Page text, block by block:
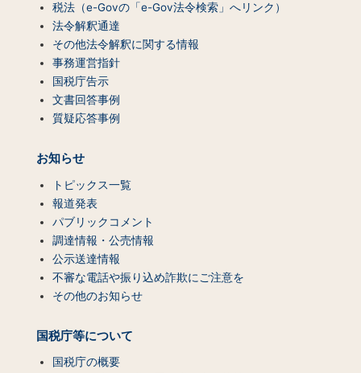
税法（e-Govの「e-Gov法令検索」へリンク）
法令解釈通達
その他法令解釈に関する情報
事務運営指針
国税庁告示
文書回答事例
質疑応答事例
お知らせ
トピックス一覧
報道発表
パブリックコメント
調達情報・公売情報
公示送達情報
不審な電話や振り込め詐欺にご注意を
その他のお知らせ
国税庁等について
国税庁の概要